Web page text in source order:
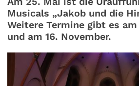
Musicals „Jakob und die
Weitere Termine gibt es
und am 16. November.